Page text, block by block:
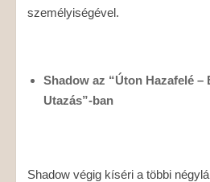
személyiségével.
Shadow az “Úton Hazafelé –
Utazás”-ban
Shadow végig kíséri a többi